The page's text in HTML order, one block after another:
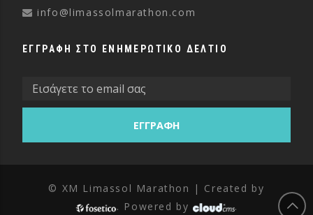
info@limassolmarathon.com
ΕΓΓΡΑΦΗ ΣΤΟ ΕΝΗΜΕΡΩΤΙΚΟ ΔΕΛΤΙΟ
© XM Limassol Marathon | Created by
. Powered by
.